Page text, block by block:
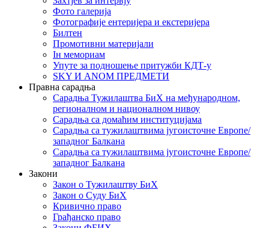
Фото галерија
Фотографије ентеријера и екстеријера
Билтен
Промотивни материјали
Iн мемориам
Упуте за подношење притужби КДТ-у
SKY И ANOM ПРЕДМЕТИ
Правна сарадња
Сарадња Тужилаштва БиХ на међународном,
регионалном и националном нивоу
Сарадња са домаћим институцијама
Сарадња са тужилаштвима југоисточне Европе/
западног Балкана
Сарадња са тужилаштвима југоисточне Европе/
западног Балкана
Закони
Закон о Тужилаштву БиХ
Закон о Суду БиХ
Кривично право
Грађанско право